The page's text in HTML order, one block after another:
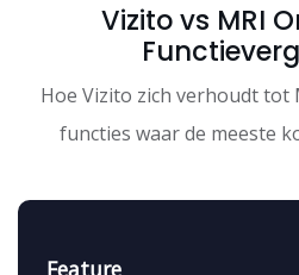
Vizito vs MRI
Hoe Vizito zich verhoudt tot
functies waar de meeste
Feature